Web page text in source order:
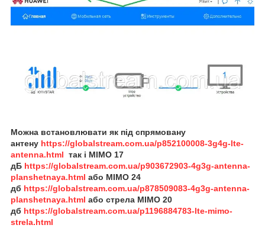
Можна встановлювати як під спрямовану
антену https://globalstream.com.ua/p852100008-3g4g-lte-
antenna.html так і MIMO 17
дБ https://globalstream.com.ua/p903672903-4g3g-antenna-
planshetnaya.html або MIMO 24
дб https://globalstream.com.ua/p878509083-4g3g-antenna-
planshetnaya.html або стрела MIMO 20
дб https://globalstream.com.ua/p1196884783-lte-mimo-
strela.html